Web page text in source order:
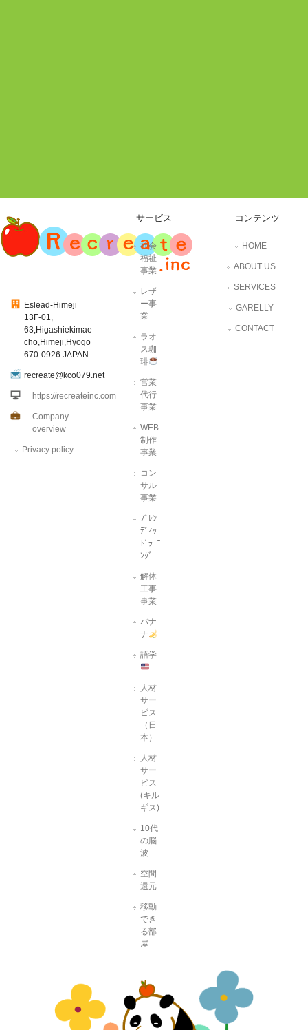
Eslead-Himeji
13F-01,
63,Higashiekimae-
cho,Himeji,Hyogo
670-0926 JAPAN
recreate@kco079.net
https://recreateinc.com
Company
overview
Privacy policy
サービス
社会
福祉
事業
レザ
ー事
業
ラオ
ス珈
琲
営業
代行
事業
WEB
制作
事業
コン
サル
事業
ﾌﾞﾚﾝ
ﾃﾞｨｯ
ﾄﾞﾗｰﾆ
ﾝｸﾞ
解体
工事
事業
バナ
ナ
語学
人材
サー
ビス
（日
本）
人材
サー
ビス
(キル
ギス)
10代
の脳
波
空間
還元
移動
でき
る部
屋
コンテンツ
HOME
ABOUT US
SERVICES
GARELLY
CONTACT